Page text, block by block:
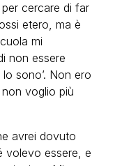
cercare di far
etero, ma è
mi
non essere
sono’. Non ero
voglio più
avrei dovuto
volevo essere, e